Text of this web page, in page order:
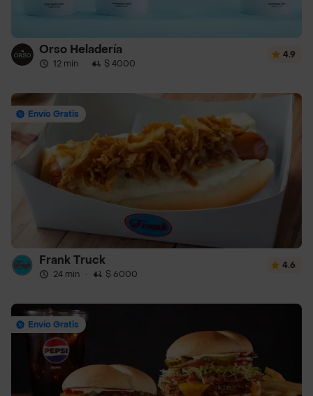
Orso Heladería
12 min · $ 4000
4.9
Envío Gratis
Frank Truck
24 min · $ 6000
4.6
Envío Gratis